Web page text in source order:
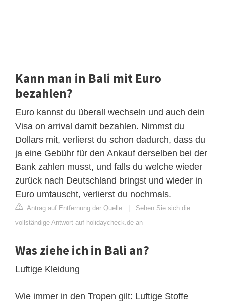
Kann man in Bali mit Euro
bezahlen?
Euro kannst du überall wechseln und auch dein
Visa on arrival damit bezahlen. Nimmst du
Dollars mit, verlierst du schon dadurch, dass du
ja eine Gebühr für den Ankauf derselben bei der
Bank zahlen musst, und falls du welche wieder
zurück nach Deutschland bringst und wieder in
Euro umtauscht, verlierst du nochmals.
Antrag auf Entfernung der Quelle | Sehen Sie sich die
vollständige Antwort auf holidaycheck.de an
Was ziehe ich in Bali an?
Luftige Kleidung
Wie immer in den Tropen gilt: Luftige Stoffe